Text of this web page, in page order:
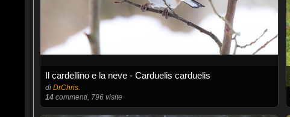
Il cardellino e la neve - Carduelis carduelis
di DrChris.
14commenti, 796 visite